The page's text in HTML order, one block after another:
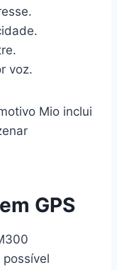
voz.
Mio inclui
GPS